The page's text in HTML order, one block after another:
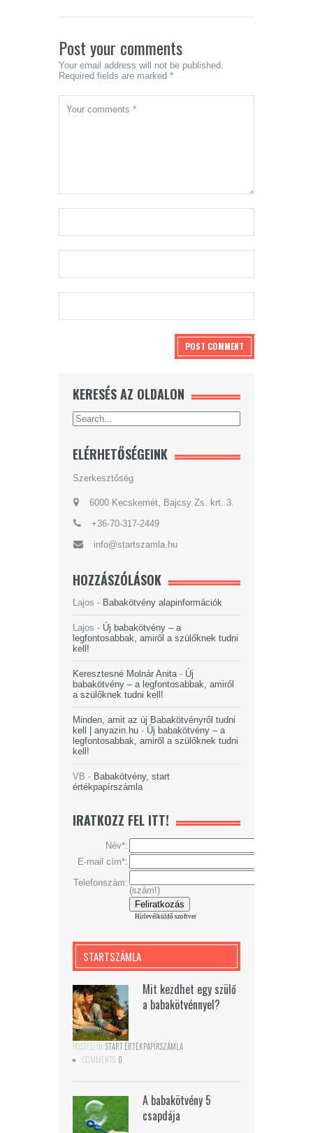
Post your comments
Your email address will not be published.
Required fields are marked *
KERESÉS AZ OLDALON
ELÉRHETŐSÉGEINK
Szerkesztőség
6000 Kecskemét, Bajcsy Zs. krt. 3.
+36-70-317-2449
info@startszamla.hu
HOZZÁSZÓLÁSOK
Lajos - Babakötvény alapinformációk
Lajos - Új babakötvény – a
legfontosabbak, amiről a szülőknek tudni
kell!
Keresztesné Molnár Anita- Új
babakötvény – a legfontosabbak, amiről
a szülőknek tudni kell!
Minden, amit az új Babakötvényről tudni
kell | anyazin.hu - Új babakötvény – a
legfontosabbak, amiről a szülőknek tudni
kell!
VB - Babakötvény, start
értékpapírszámla
IRATKOZZ FEL ITT!
Név*:
E-mail cím*:
Telefonszám:
(szám!)
Hírlevélküldő szoftver
STARTSZÁMLA
Mit kezdhet egy szülő
a babakötvénnyel?
POSTED IN:START ÉRTÉKPAPÍRSZÁMLA
COMMENTS:0
A babakötvény 5
csapdája